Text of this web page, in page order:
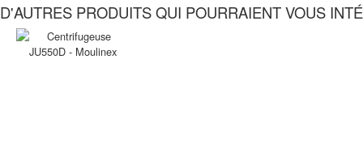
D'AUTRES PRODUITS QUI POURRAIENT VOUS